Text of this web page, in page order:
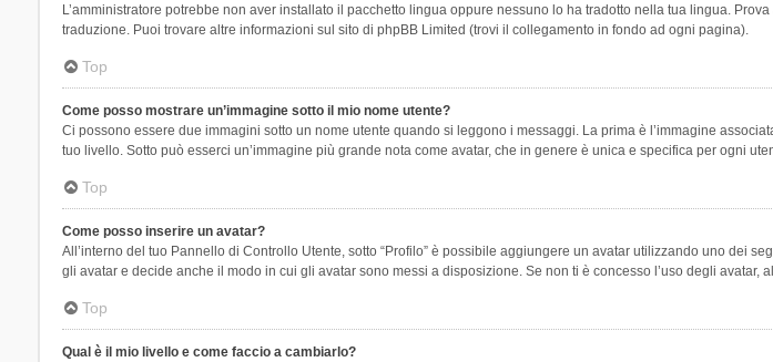
L’amministratore potrebbe non aver installato il pacchetto lingua oppure nessuno lo ha tradotto nella tua lingua.
traduzione. Puoi trovare altre informazioni sul sito di phpBB Limited (trovi il collegamento in fondo ad ogni pagina).
Top
Come posso mostrare un’immagine sotto il mio nome utente?
Ci possono essere due immagini sotto un nome utente quando si leggono i messaggi. La prima è l’immagine
tuo livello. Sotto può esserci un’immagine più grande nota come avatar, che in genere è unica e specifica per ogni
Top
Come posso inserire un avatar?
All’interno del tuo Pannello di Controllo Utente, sotto “Profilo” è possibile aggiungere un avatar utilizzando uno dei
gli avatar e decide anche il modo in cui gli avatar sono messi a disposizione. Se non ti è concesso l’uso degli
Top
Qual è il mio livello e come faccio a cambiarlo?